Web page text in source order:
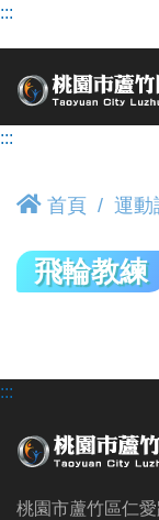
跳
容
:::
:::
首頁 運動
飛輪教練
:::
桃園市蘆竹區仁